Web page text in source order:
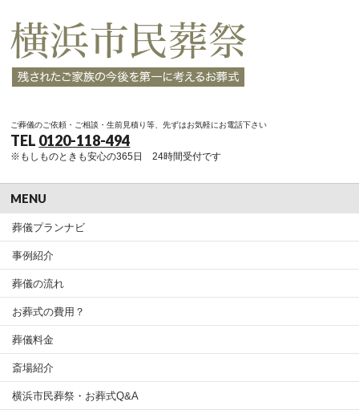
ご葬儀のご依頼・ご相談・生前見積り等、先ずはお気軽にお電話下さい
TEL 0120-118-494
※もしものときも安心の365日 24時間受付です
MENU
葬儀プランナビ
事例紹介
葬儀の流れ
お葬式の費用？
葬儀料金
斎場紹介
横浜市民葬祭・お葬式Q&A